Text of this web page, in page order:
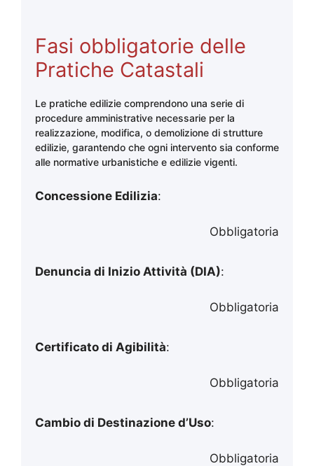
Fasi obbligatorie delle
Pratiche Catastali
Le pratiche edilizie comprendono una serie di
procedure amministrative necessarie per la
realizzazione, modifica, o demolizione di strutture
edilizie, garantendo che ogni intervento sia conforme
alle normative urbanistiche e edilizie vigenti.
Concessione Edilizia:
Obbligatoria
Denuncia di Inizio Attività (DIA):
Obbligatoria
Certificato di Agibilità:
Obbligatoria
Cambio di Destinazione d’Uso:
Obbligatoria